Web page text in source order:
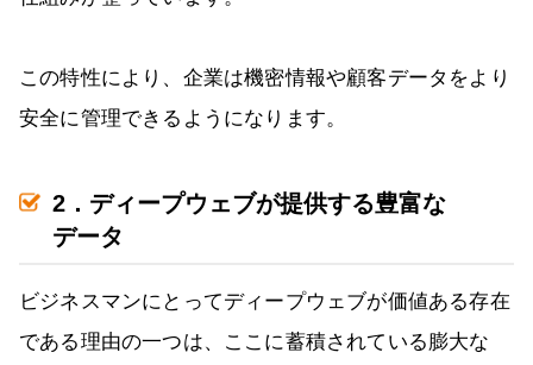
この特性により、企業は機密情報や顧客データをより
安全に管理できるようになります。
2．ディープウェブが提供する豊富な
データ
ビジネスマンにとってディープウェブが価値ある存在
である理由の一つは、ここに蓄積されている膨大な